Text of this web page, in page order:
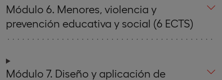
Módulo 6. Menores, violencia y
prevención educativa y social (6 ECTS)
Módulo 7. Diseño y aplicación de